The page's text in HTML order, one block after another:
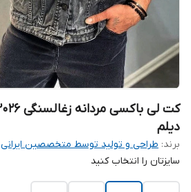
دیلم
برند: طراحی و تولید توسط متخصصین ایرانی
سایزتان را انتخاب کنید